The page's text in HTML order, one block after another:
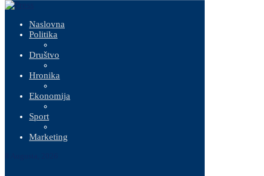
Naslovna
Politika
Društvo
Hronika
Ekonomija
Sport
Marketing